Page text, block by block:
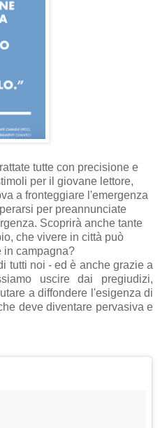
tutte con precisione e
per il giovane lettore,
a fronteggiare l'emergenza
per preannunciate
Scoprirà anche tante
che vivere in città può
in campagna?
tutti noi - ed è anche grazie a
uscire dai pregiudizi,
a diffondere l'esigenza di
deve diventare pervasiva e